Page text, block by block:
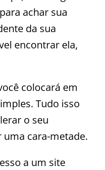
achar sua
da sua
encontrar ela,
colocará em
Tudo isso
o seu
cara-metade.
a um site